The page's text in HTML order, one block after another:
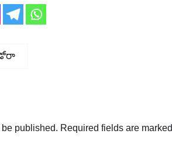
published. Required fields are marked